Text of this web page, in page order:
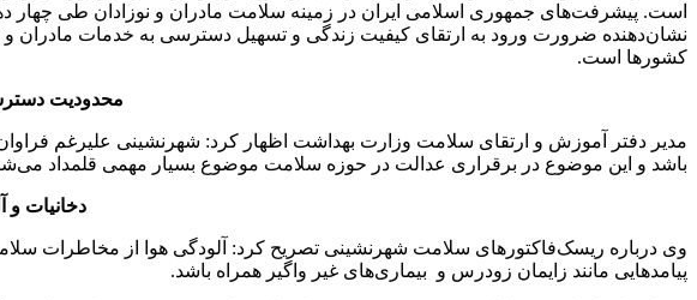
است. پیشرفت‌های جمهوری اسلامی ایران در زمینه سلامت مادران و نوزادان طی چهار
نشان‌دهنده ضرورت ورود به ارتقای کیفیت زندگی و تسهیل دسترسی به خدمات مادران و
کشورها است.
محدودیت
مدیر دفتر آموزش و ارتقای سلامت وزارت بهداشت اظهار کرد: شهرنشینی علیرغم
باشد و این موضوع در برقراری عدالت در حوزه سلامت موضوع بسیار مهمی قلمداد
دخانیات
وی درباره ریسک‌فاکتورهای سلامت شهرنشینی تصریح کرد: آلودگی هوا از مخاطرات
پیامدهایی مانند زایمان زودرس و بیماری‌های غیر واگیر همراه باشد.